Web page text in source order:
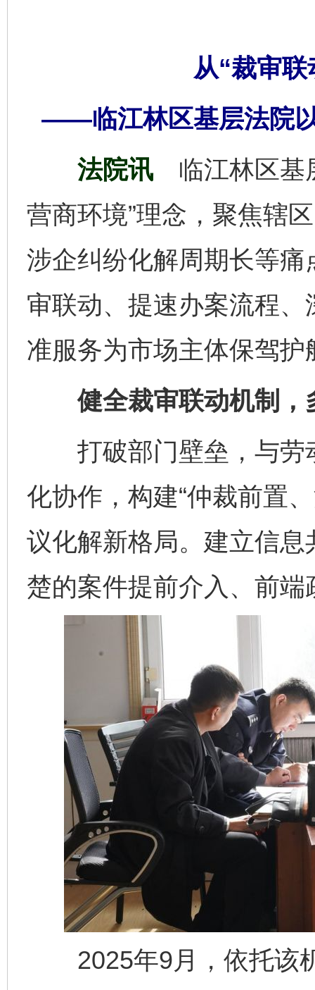
从“裁审
——临江林区基层法院
法院讯 临江林区基
营商环境”理念，聚焦辖
涉企纠纷化解周期长等
审联动、提速办案流程
准服务为市场主体保驾护
健全裁审联动机制，
打破部门壁垒，与劳
化协作，构建“仲裁前置
议化解新格局。建立信
楚的案件提前介入、前端
2025年9月，依托该